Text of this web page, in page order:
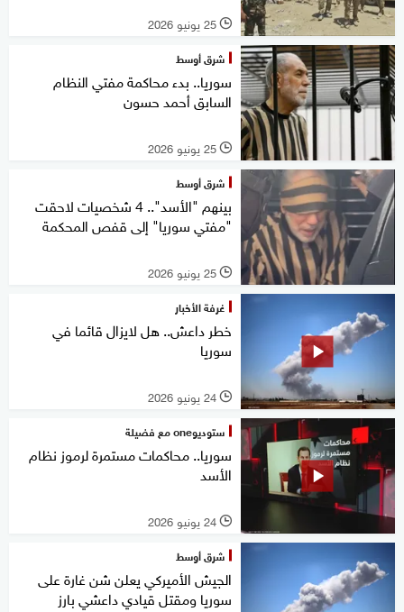
l 25 يونيو 2026
شرق أوسط
سوريا.. بدء محاكمة مفتي النظام
السابق أحمد حسون‏
l 25 يونيو 2026
شرق أوسط
بينهم "الأسد".. 4 شخصيات لاحقت
"مفتي سوريا" إلى قفص المحكمة
l 25 يونيو 2026
غرفة الأخبار
خطر داعش.. هل لايزال قائما في
سوريا
l 24 يونيو 2026
ستوديوone مع فضيلة
سوريا.. محاكمات مستمرة لرموز نظام
الأسد
l 24 يونيو 2026
شرق أوسط
الجيش الأميركي يعلن شن غارة على
سوريا ومقتل قيادي داعشي بارز